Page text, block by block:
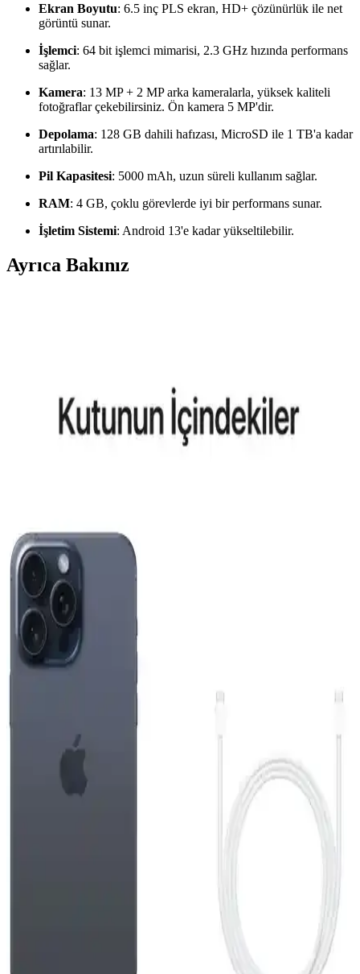
Ekran Boyutu: 6.5 inç PLS ekran, HD+ çözünürlük ile net
görüntü sunar.
İşlemci: 64 bit işlemci mimarisi, 2.3 GHz hızında performans
sağlar.
Kamera: 13 MP + 2 MP arka kameralarla, yüksek kaliteli
fotoğraflar çekebilirsiniz. Ön kamera 5 MP'dir.
Depolama: 128 GB dahili hafızası, MicroSD ile 1 TB'a kadar
artırılabilir.
Pil Kapasitesi: 5000 mAh, uzun süreli kullanım sağlar.
RAM: 4 GB, çoklu görevlerde iyi bir performans sunar.
İşletim Sistemi: Android 13'e kadar yükseltilebilir.
Ayrıca Bakınız
tasarım ve fonksiyonellik açısından bilgiler içerir.
Reeder P13 Blue Max 2022 ve Lite 2022
Modellerinin Karşılaştırması ve Özellikleri
General Mobile GM 23 SE ve Casper VIA X40 Akıllı
Telefon Modellerinin Detaylı Karşılaştırması
İki telefonun ekran, pil, kamera ve performans özelliklerini
karşılaştırıyoruz. Günlük kullanımda avantajlar ve sınırlamalar
hakkında kapsamlı bilgi sunuyoruz.
Apple iPhone Air 512 GB Pamuk Beyazı: Hafif
Tasarım ve Yüksek Performanslı Akıllı Telefon
Apple iPhone Air 512 GB, ince ve hafif tasarımı, güçlü ekran ve
gelişmiş kamera sistemiyle günlük kullanımda yüksek performans
sunar.
Reeder S19 Max Beyaz Akıllı Telefon Günlük
Kullanım ve Özellikleri Detaylı İnceleme
Reeder S19 Max, şık tasarım, güçlü performans ve dayanıklılığıyla
günlük kullanım için ideal bir akıllı telefon. 4GB RAM ve 64GB
avantajlarıyla günlük ve profesyonel kullanımda fark yaratıyor.
Reeder S19 Max ve Pro Modellerinin Detaylı